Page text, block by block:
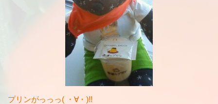
プリンがっっっ( ・∀・)!!